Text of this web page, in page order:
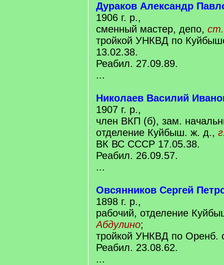
Дураков Александр
1906 г. р.,
сменный мастер, депо,
тройкой УНКВД по
13.02.38.
Реабил. 27.09.89.
...
Николаев Василий
1907 г. р.,
член ВКП (б), зам.
отделение Куйбыш. ж. д.,
ВК ВС СССР 17.05.38.
Реабил. 26.09.57.
...
Овсянников Сергей
1898 г. р.,
рабочий, отделение
Абдулино;
тройкой УНКВД по Оренб.
Реабил. 23.08.62.
...